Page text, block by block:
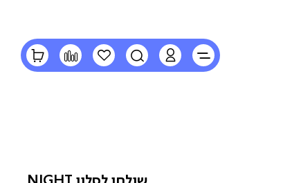
LOGINחיפוש
הרשימה
שלי
השוואההסל
שלי